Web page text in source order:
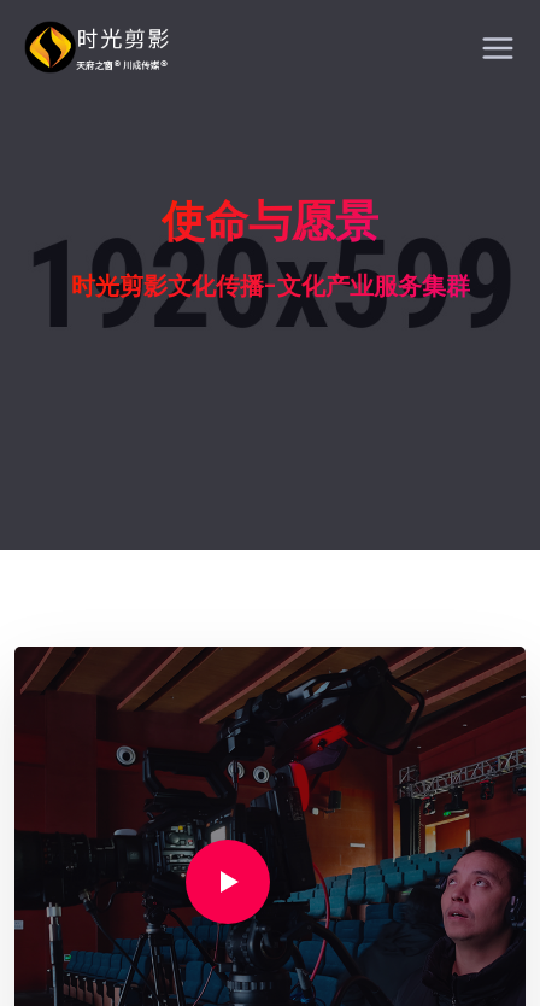
使命与愿景
时光剪影文化传播-文化产业服务集群